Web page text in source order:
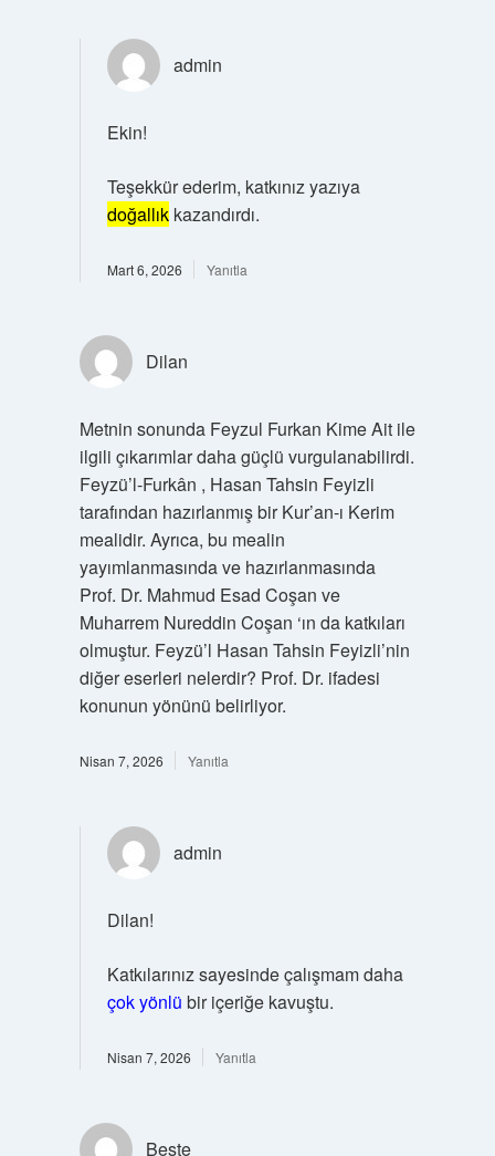
admin
Ekin!
Teşekkür ederim, katkınız yazıya
doğallıkkazandırdı.
Mart 6, 2026 Yanıtla
Dilan
Metnin sonunda Feyzul Furkan Kime Ait ile
ilgili çıkarımlar daha güçlü vurgulanabilirdi.
Feyzü’l-Furkân , Hasan Tahsin Feyizli
tarafından hazırlanmış bir Kur’an-ı Kerim
mealidir. Ayrıca, bu mealin
yayımlanmasında ve hazırlanmasında
Prof. Dr. Mahmud Esad Coşan ve
Muharrem Nureddin Coşan ‘ın da katkıları
olmuştur. Feyzü’l Hasan Tahsin Feyizli’nin
diğer eserleri nelerdir? Prof. Dr. ifadesi
konunun yönünü belirliyor.
Nisan 7, 2026 Yanıtla
admin
Dilan!
Katkılarınız sayesinde çalışmam daha
çok yönlü bir içeriğe kavuştu.
Nisan 7, 2026 Yanıtla
Beste